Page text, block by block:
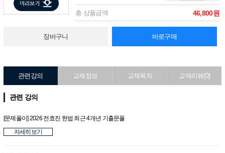
총 상품금액 46,800원
장바구니 바로구매
관련강의 교재정보 교재목차 교재리뷰(0)
관련 강의
[문제풀이] 2026 전효진 헌법 최근 4개년 기출문풀
자세히보기